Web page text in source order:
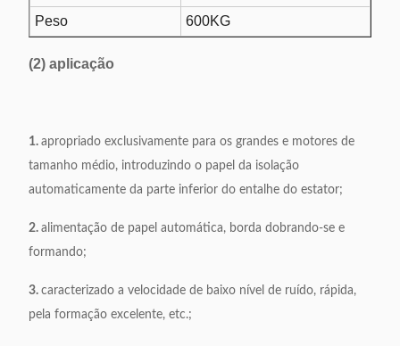
Peso
600KG
(2) aplicação
1. apropriado exclusivamente para os grandes e motores de
tamanho médio, introduzindo o papel da isolação
automaticamente da parte inferior do entalhe do estator;
2. alimentação de papel automática, borda dobrando-se e
formando;
3. caracterizado a velocidade de baixo nível de ruído, rápida,
pela formação excelente, etc.;